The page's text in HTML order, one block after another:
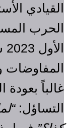
القيادي
الحرب
المفاوضات
غالباً
التساؤل: